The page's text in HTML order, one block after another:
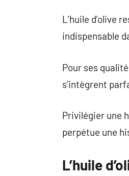
L’huile d’olive
indispensable
Pour ses
s’intègrent
Privilégier une
perpétue une
L’huile